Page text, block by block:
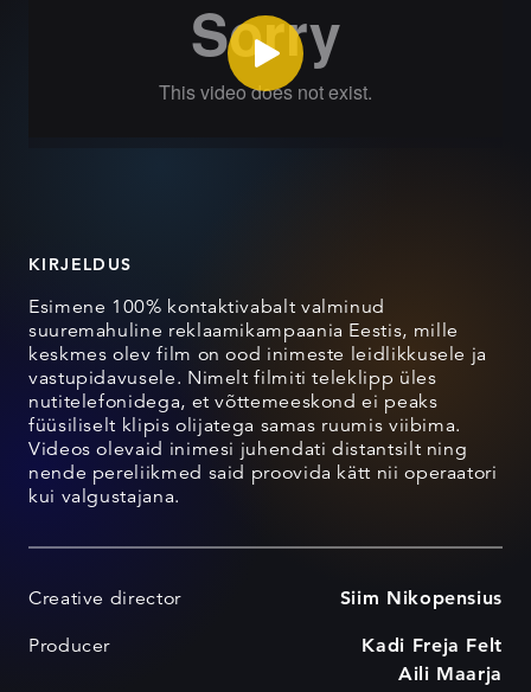
KIRJELDUS
Esimene 100% kontaktivabalt valminud
suuremahuline reklaamikampaania Eestis, mille
keskmes olev film on ood inimeste leidlikkusele ja
vastupidavusele. Nimelt filmiti teleklipp üles
nutitelefonidega, et võttemeeskond ei peaks
füüsiliselt klipis olijatega samas ruumis viibima.
Videos olevaid inimesi juhendati distantsilt ning
nende pereliikmed said proovida kätt nii operaatori
kui valgustajana.
Creative director Siim Nikopensius
Producer
Kadi Freja Felt
Aili Maarja